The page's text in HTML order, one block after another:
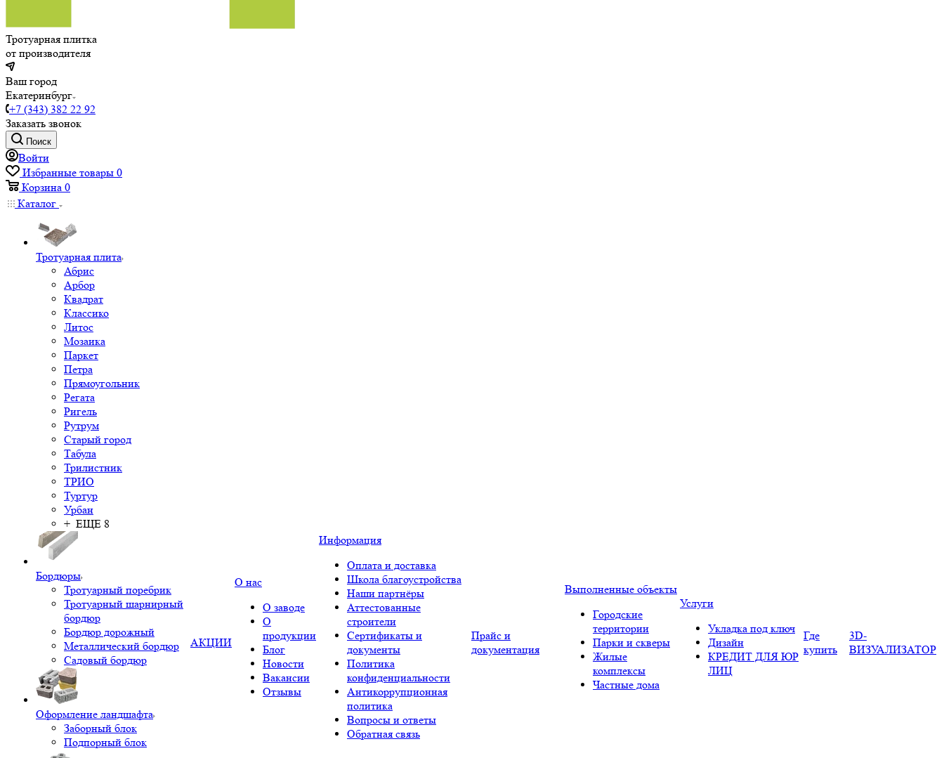
Тротуарная плитка
от производителя
Ваш город
Екатеринбург
+7 (343) 382 22 92
Заказать звонок
Поиск
Войти
Избранные товары 0
Корзина 0
Каталог
Тротуарная плита
Абрис
Арбор
Квадрат
Классико
Литос
Мозаика
Паркет
Петра
Прямоугольник
Регата
Ригель
Рутрум
Старый город
Табула
Трилистник
ТРИО
Туртур
Урбан
+ ЕЩЕ 8
Бордюры
Тротуарный поребрик
Тротуарный шарнирный
бордюр
Бордюр дорожный
Металлический бордюр
Садовый бордюр
Оформление ландшафта
Заборный блок
Подпорный блок
АКЦИИ
О нас
О заводе
О
продукции
Блог
Новости
Вакансии
Отзывы
Информация
Оплата и доставка
Школа благоустройства
Наши партнёры
Аттестованные
строители
Сертификаты и
документы
Политика
конфиденциальности
Антикоррупционная
политика
Вопросы и ответы
Обратная связь
Прайс и
документация
Выполненные объекты
Городские
территории
Парки и скверы
Жилые
комплексы
Частные дома
Услуги
Укладка под ключ
Дизайн
КРЕДИТ ДЛЯ ЮР
ЛИЦ
Где
купить
3D-
ВИЗУАЛИЗАТОР